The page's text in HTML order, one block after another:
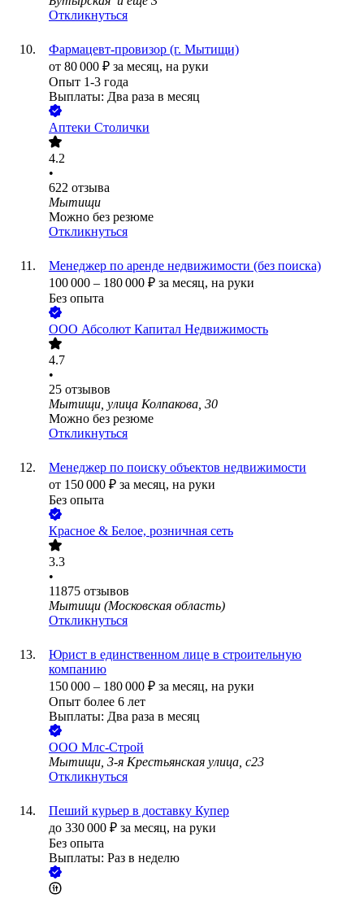
Откликнуться
Фармацевт-провизор (г. Мытищи)
от 80 000 ₽ за месяц, на руки
Опыт 1-3 года
Выплаты: Два раза в месяц
Аптеки Столички
4.2
•
622 отзыва
Мытищи
Можно без резюме
Откликнуться
Менеджер по аренде недвижимости (без поиска)
100 000 – 180 000 ₽ за месяц, на руки
Без опыта
ООО Абсолют Капитал Недвижимость
4.7
•
25 отзывов
Мытищи, улица Колпакова, 30
Можно без резюме
Откликнуться
Менеджер по поиску объектов недвижимости
от 150 000 ₽ за месяц, на руки
Без опыта
Красное & Белое, розничная сеть
3.3
•
11875 отзывов
Мытищи (Московская область)
Откликнуться
Юрист в единственном лице в строительную
компанию
150 000 – 180 000 ₽ за месяц, на руки
Опыт более 6 лет
Выплаты: Два раза в месяц
ООО Млс-Строй
Мытищи, 3-я Крестьянская улица, с23
Откликнуться
Пеший курьер в доставку Купер
до 330 000 ₽ за месяц, на руки
Без опыта
Выплаты: Раз в неделю